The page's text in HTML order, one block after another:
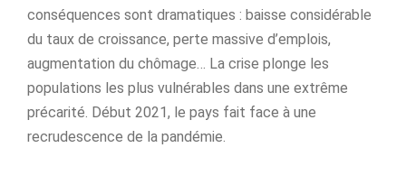
conséquences sont dramatiques : baisse considérable
du taux de croissance, perte massive d’emplois,
augmentation du chômage… La crise plonge les
populations les plus vulnérables dans une extrême
précarité. Début 2021, le pays fait face à une
recrudescence de la pandémie.